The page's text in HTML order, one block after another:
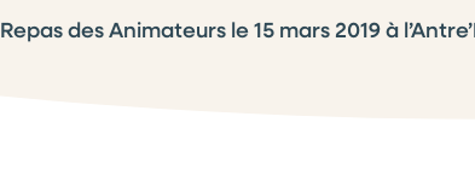
Repas des Animateurs le 15 mars 2019 à